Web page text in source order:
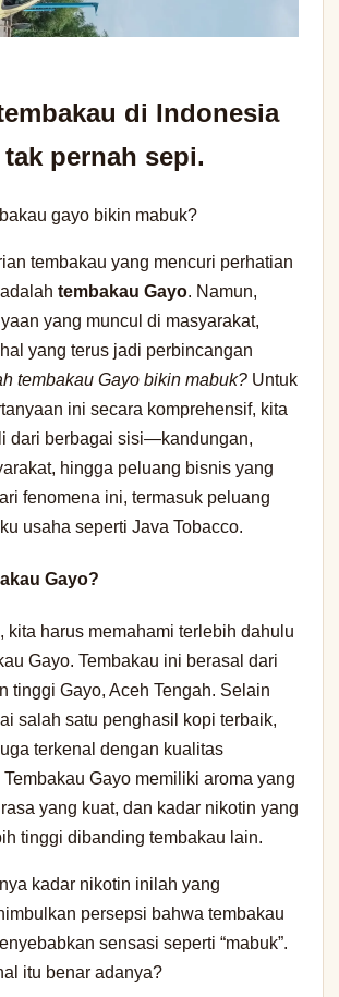
di Indonesia
pernah sepi.
tembakau yang mencuri perhatian
tembakau Gayo. Namun,
yang muncul di masyarakat,
yang terus jadi perbincangan
tembakau Gayo bikin mabuk? Untuk
ini secara komprehensif, kita
dari berbagai sisi—kandungan,
hingga peluang bisnis yang
fenomena ini, termasuk peluang
usaha seperti Java Tobacco.
Gayo?
kita harus memahami terlebih dahulu
Gayo. Tembakau ini berasal dari
tinggi Gayo, Aceh Tengah. Selain
salah satu penghasil kopi terbaik,
terkenal dengan kualitas
Gayo memiliki aroma yang
yang kuat, dan kadar nikotin yang
tinggi dibanding tembakau lain.
kadar nikotin inilah yang
persepsi bahwa tembakau
sensasi seperti “mabuk”.
itu benar adanya?